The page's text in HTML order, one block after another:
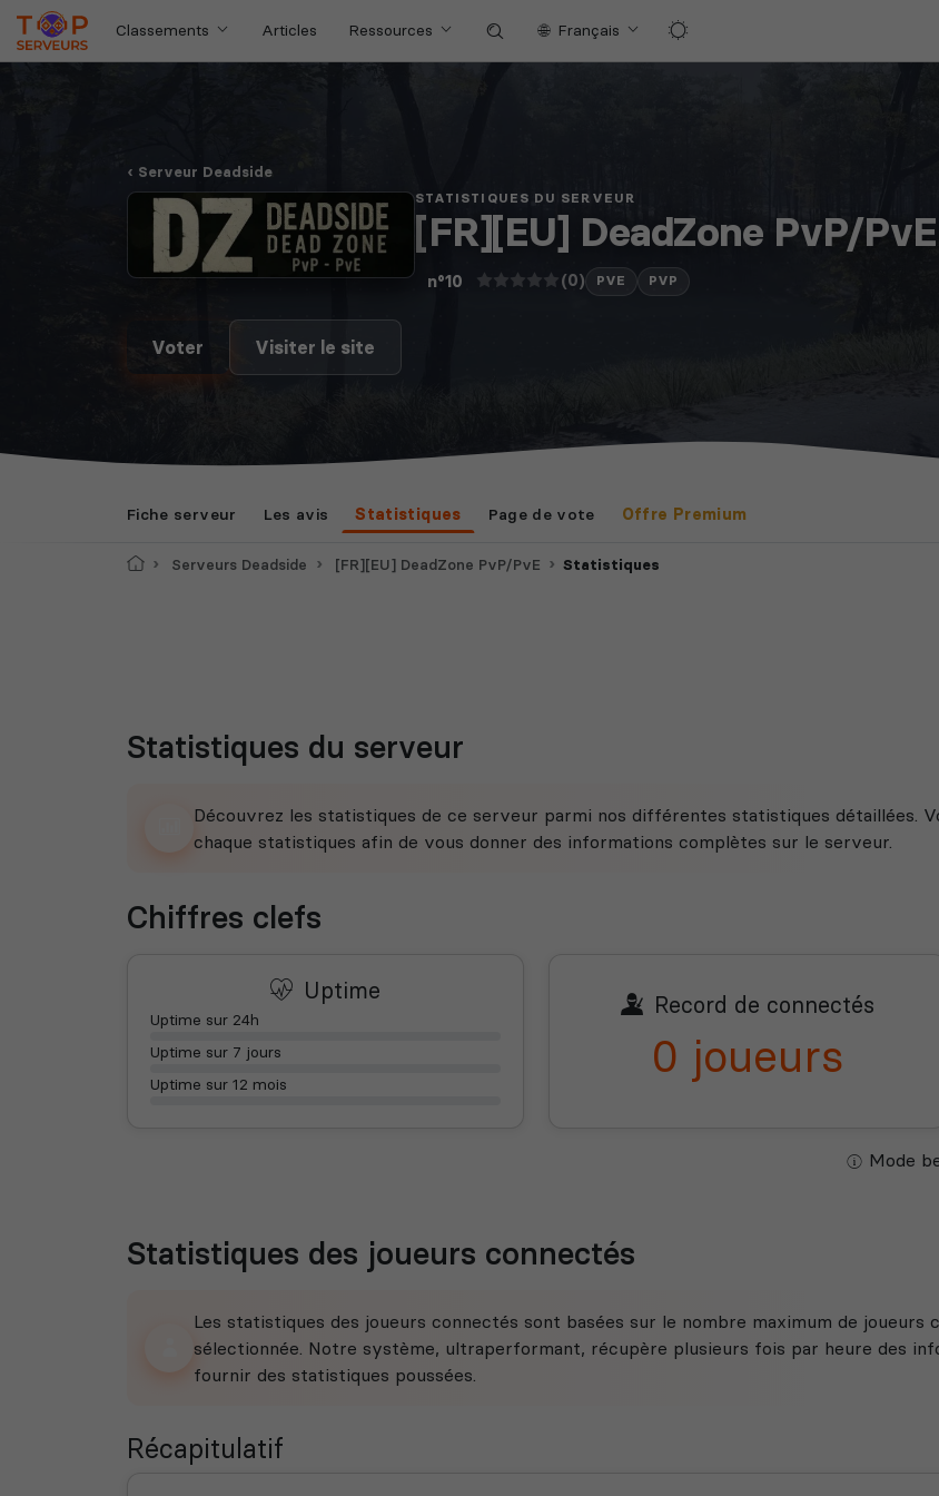
Classements Articles Ressources Français
Serveur Deadside
STATISTIQUES DU SERVEUR
[FR][EU] DeadZone PvP/PvE
n°10 (0) PVE PVP
Voter Visiter le site
Fiche serveur Les avis Statistiques Page de vote Offre Premium
AccueilServeurs Deadside [FR][EU] DeadZone PvP/PvE Statistiques
Statistiques du serveur
Découvrez les statistiques de ce serveur parmi nos différentes statistiques détaillées.
chaque statistiques afin de vous donner des informations complètes sur le serveur.
Chiffres clefs
Uptime
Uptime sur 24h
Uptime sur 7 jours
Uptime sur 12 mois
Record de connectés
0 joueurs
Mode
Statistiques des joueurs connectés
Les statistiques des joueurs connectés sont basées sur le nombre maximum de
sélectionnée. Notre système, ultraperformant, récupère plusieurs fois par heure des
fournir des statistiques poussées.
Récapitulatif